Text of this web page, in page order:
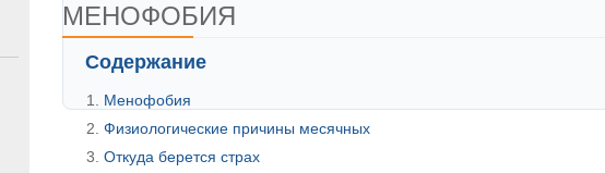
МЕНОФОБИЯ
Содержание
Менофобия
Физиологические причины месячных
Откуда берется страх